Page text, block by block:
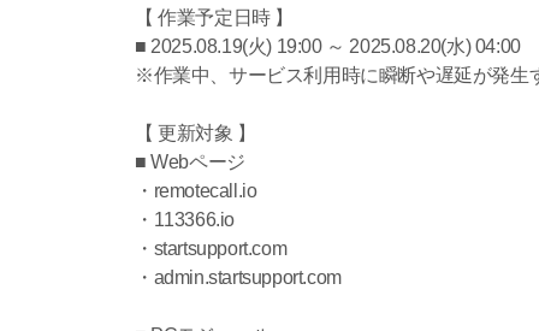
【 作業予定日時 】
■ 2025.08.19(火) 19:00 ～ 2025.08.20(水) 04:00
※作業中、サービス利用時に瞬断や遅延が発生
【 更新対象 】
■ Webページ
・remotecall.io
・113366.io
・startsupport.com
・admin.startsupport.com